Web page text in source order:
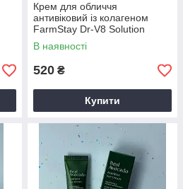
Крем для обличчя
антивіковий із колагеном
FarmStay Dr-V8 Solution
Caviar Cream50 мл
В наявності
520 ₴
Купити